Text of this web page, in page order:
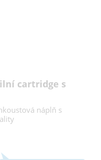
cartridge s
náplň s